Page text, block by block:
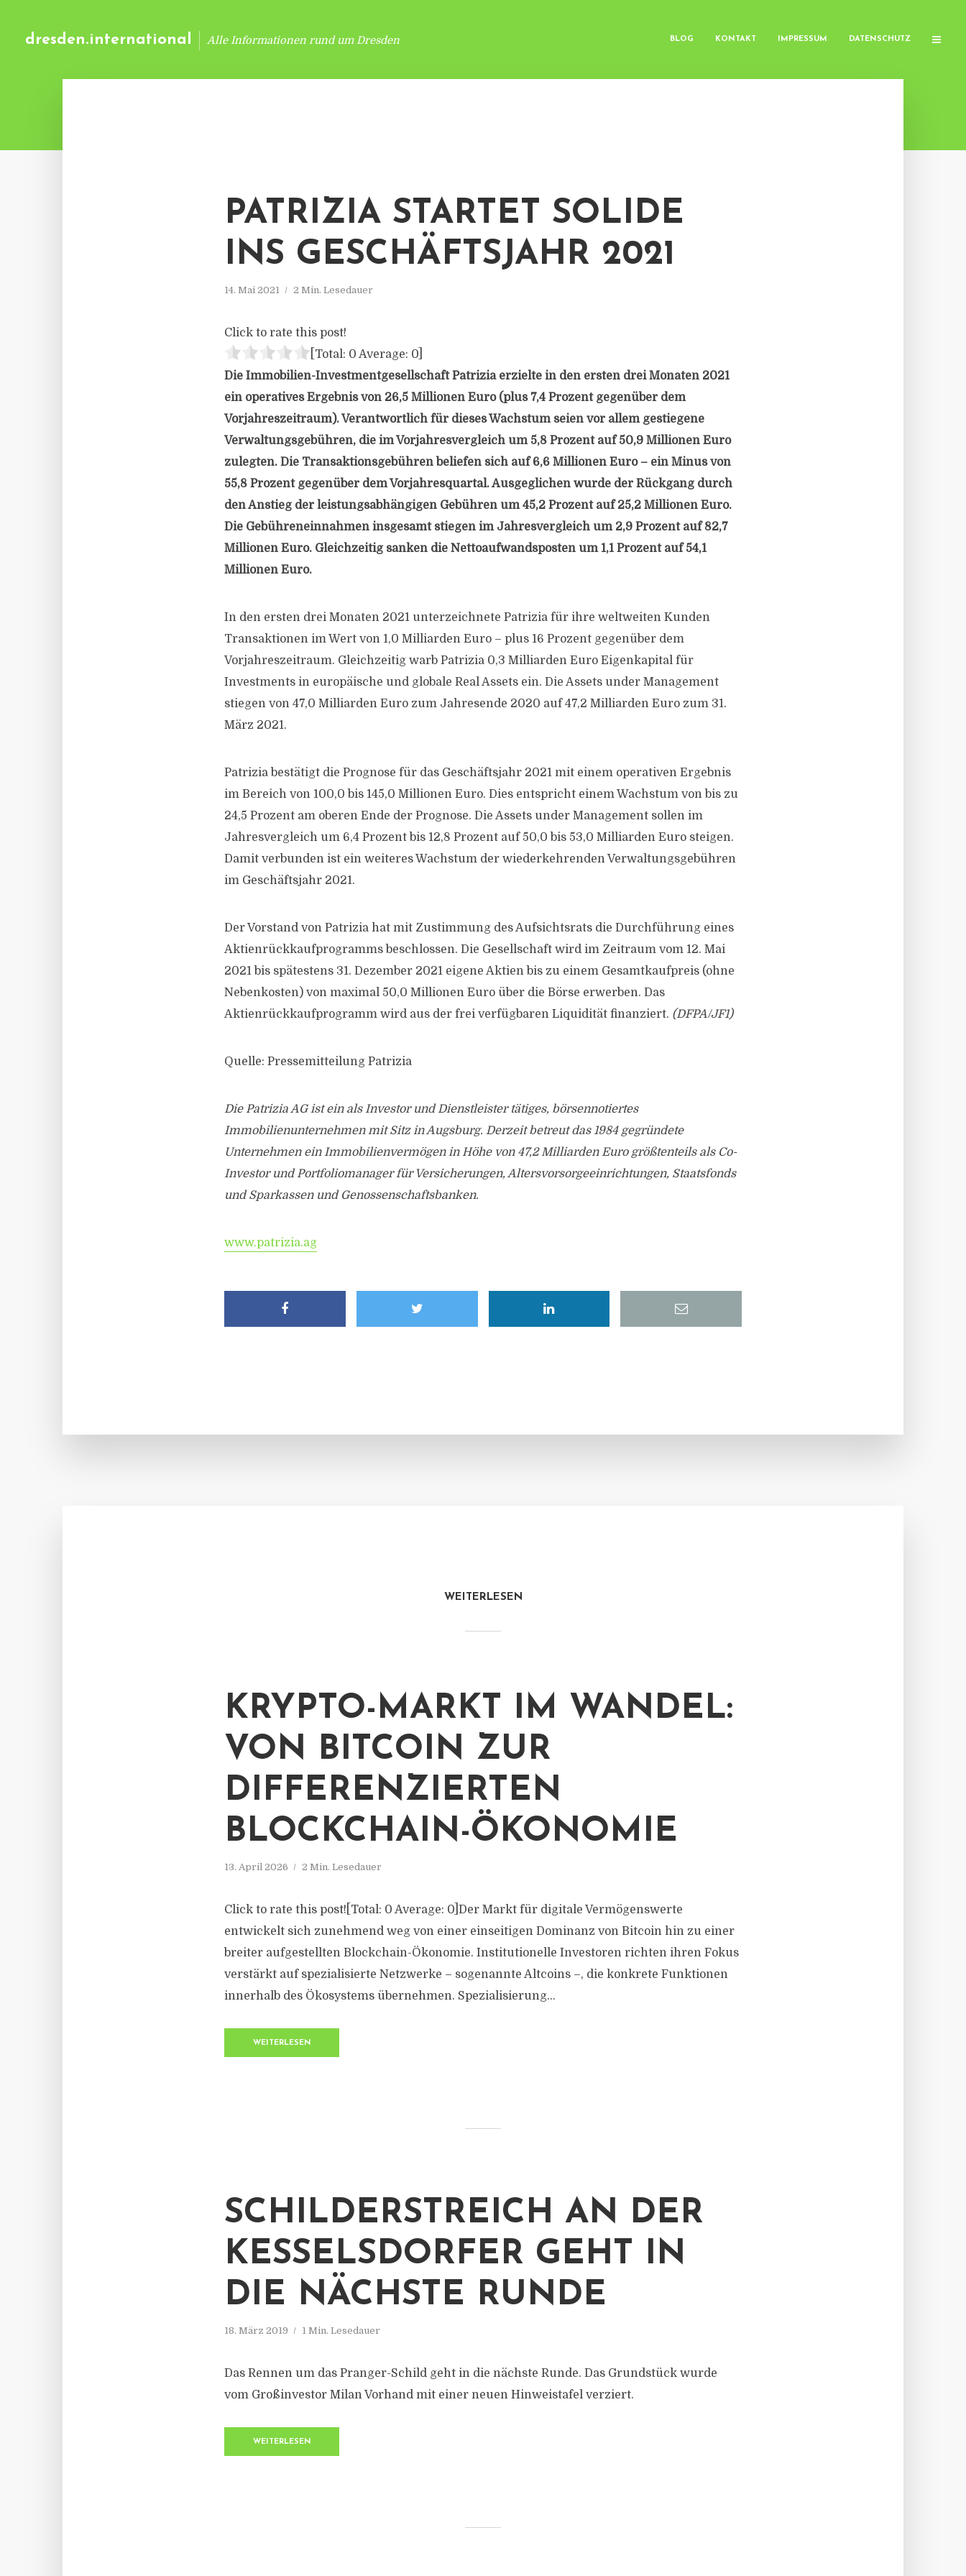
dresden.international Alle Informationen rund um Dresden BLOG KONTAKT IMPRESSUM DATENSCHUTZ
PATRIZIA STARTET SOLIDE
INS GESCHÄFTSJAHR 2021
14. Mai 2021 2 Min. Lesedauer
Click to rate this post!
[Total: 0 Average: 0
Die Immobilien-Investmentgesellschaft Patrizia erzielte in den ersten drei Monaten 2021
ein operatives Ergebnis von 26,5 Millionen Euro (plus 7,4 Prozent gegenüber dem
Vorjahreszeitraum). Verantwortlich für dieses Wachstum seien vor allem gestiegene
Verwaltungsgebühren, die im Vorjahresvergleich um 5,8 Prozent auf 50,9 Millionen Euro
zulegten. Die Transaktionsgebühren beliefen sich auf 6,6 Millionen Euro – ein Minus von
55,8 Prozent gegenüber dem Vorjahresquartal. Ausgeglichen wurde der Rückgang durch
den Anstieg der leistungsabhängigen Gebühren um 45,2 Prozent auf 25,2 Millionen Euro.
Die Gebühreneinnahmen insgesamt stiegen im Jahresvergleich um 2,9 Prozent auf 82,7
Millionen Euro. Gleichzeitig sanken die Nettoaufwandsposten um 1,1 Prozent auf 54,1
Millionen Euro.
In den ersten drei Monaten 2021 unterzeichnete Patrizia für ihre weltweiten Kunden
Transaktionen im Wert von 1,0 Milliarden Euro – plus 16 Prozent gegenüber dem
Vorjahreszeitraum. Gleichzeitig warb Patrizia 0,3 Milliarden Euro Eigenkapital für
Investments in europäische und globale Real Assets ein. Die Assets under Management
stiegen von 47,0 Milliarden Euro zum Jahresende 2020 auf 47,2 Milliarden Euro zum 31.
März 2021.
Patrizia bestätigt die Prognose für das Geschäftsjahr 2021 mit einem operativen Ergebnis
im Bereich von 100,0 bis 145,0 Millionen Euro. Dies entspricht einem Wachstum von bis zu
24,5 Prozent am oberen Ende der Prognose. Die Assets under Management sollen im
Jahresvergleich um 6,4 Prozent bis 12,8 Prozent auf 50,0 bis 53,0 Milliarden Euro steigen.
Damit verbunden ist ein weiteres Wachstum der wiederkehrenden Verwaltungsgebühren
im Geschäftsjahr 2021.
Der Vorstand von Patrizia hat mit Zustimmung des Aufsichtsrats die Durchführung eines
Aktienrückkaufprogramms beschlossen. Die Gesellschaft wird im Zeitraum vom 12. Mai
2021 bis spätestens 31. Dezember 2021 eigene Aktien bis zu einem Gesamtkaufpreis (ohne
Nebenkosten) von maximal 50,0 Millionen Euro über die Börse erwerben. Das
Aktienrückkaufprogramm wird aus der frei verfügbaren Liquidität finanziert. (DFPA/JF1)
Quelle: Pressemitteilung Patrizia
Die Patrizia AG ist ein als Investor und Dienstleister tätiges, börsennotiertes
Immobilienunternehmen mit Sitz in Augsburg. Derzeit betreut das 1984 gegründete
Unternehmen ein Immobilienvermögen in Höhe von 47,2 Milliarden Euro größtenteils als Co-
Investor und Portfoliomanager für Versicherungen, Altersvorsorgeeinrichtungen, Staatsfonds
und Sparkassen und Genossenschaftsbanken.
www.patrizia.ag
WEITERLESEN
KRYPTO-MARKT IM WANDEL:
VON BITCOIN ZUR
DIFFERENZIERTEN
BLOCKCHAIN-ÖKONOMIE
13. April 2026 2 Min. Lesedauer
Click to rate this post![Total: 0 Average: 0]Der Markt für digitale Vermögenswerte
entwickelt sich zunehmend weg von einer einseitigen Dominanz von Bitcoin hin zu einer
breiter aufgestellten Blockchain-Ökonomie. Institutionelle Investoren richten ihren Fokus
verstärkt auf spezialisierte Netzwerke – sogenannte Altcoins –, die konkrete Funktionen
innerhalb des Ökosystems übernehmen. Spezialisierung...
WEITERLESEN
SCHILDERSTREICH AN DER
KESSELSDORFER GEHT IN
DIE NÄCHSTE RUNDE
18. März 2019 1 Min. Lesedauer
Das Rennen um das Pranger-Schild geht in die nächste Runde. Das Grundstück wurde
vom Großinvestor Milan Vorhand mit einer neuen Hinweistafel verziert.
WEITERLESEN